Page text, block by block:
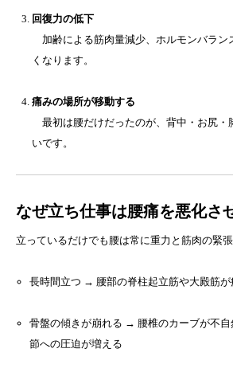
回復力の低下
加齢による筋肉量減少、ホルモンバラン
くなります。
痛みの場所が移動する
最初は腰だけだったのが、背中・お尻・
いです。
なぜ立ち仕事は腰痛を悪化さ
立っているだけでも腰は常に重力と筋肉の緊
長時間立つ → 腰部の脊柱起立筋や大殿筋が
骨盤の傾きが崩れる → 腰椎のカーブが不
節への圧迫が増える